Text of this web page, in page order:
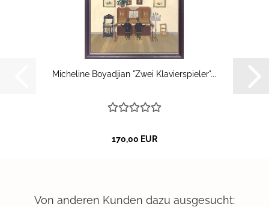
Mi­che­li­ne Boy­ad­ji­an "Zwei Kla­vier­spie­ler"...
170,00 EUR
Von anderen Kunden dazu ausgesucht: